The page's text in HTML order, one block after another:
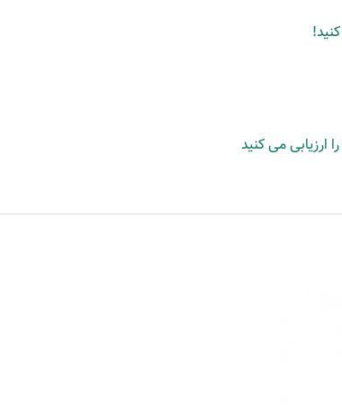
ارزیابی می کنید